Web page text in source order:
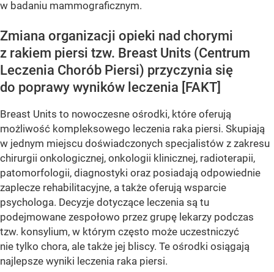
w badaniu mammograficznym.
Zmiana organizacji opieki nad chorymi
z rakiem piersi tzw. Breast Units (Centrum
Leczenia Chorób Piersi) przyczynia się
do poprawy wyników leczenia [FAKT]
Breast Units to nowoczesne ośrodki, które oferują
możliwość kompleksowego leczenia raka piersi. Skupiają
w jednym miejscu doświadczonych specjalistów z zakresu
chirurgii onkologicznej, onkologii klinicznej, radioterapii,
patomorfologii, diagnostyki oraz posiadają odpowiednie
zaplecze rehabilitacyjne, a także oferują wsparcie
psychologa. Decyzje dotyczące leczenia są tu
podejmowane zespołowo przez grupę lekarzy podczas
tzw. konsylium, w którym często może uczestniczyć
nie tylko chora, ale także jej bliscy. Te ośrodki osiągają
najlepsze wyniki leczenia raka piersi.